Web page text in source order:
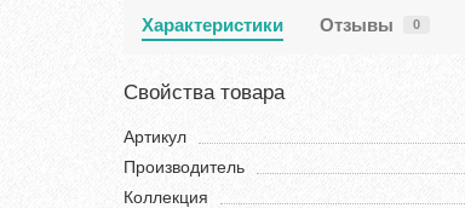
Характеристики Отзывы 0
Свойства товара
Артикул
Производитель
Коллекция